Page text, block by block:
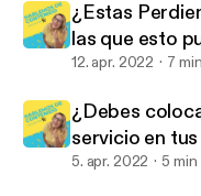
¿Estas
las que esto
12. apr. 2022 7 min
¿Debes
servicio en
5. apr. 2022 5 min